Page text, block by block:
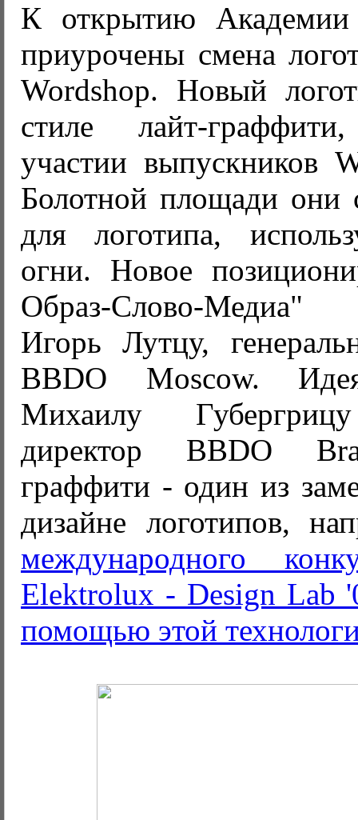
К открытию Академии
приурочены смена
Wordshop. Новый
стиле лайт-
участии выпускников
Болотной площади они
для логотипа,
огни. Новое
Образ-Слово-
Игорь Лутцу,
BBDO Moscow.
Михаилу
директор BBDO
граффити - один из
дизайне логотипов,
международного
Elektrolux - Design Lab
помощью этой